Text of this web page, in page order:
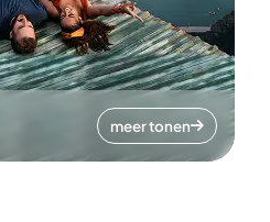
meer tonen